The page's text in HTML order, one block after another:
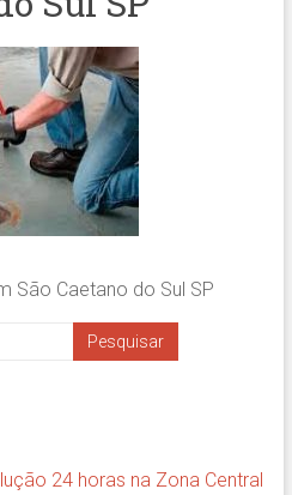
São Caetano do Sul SP
24 horas na Zona Central